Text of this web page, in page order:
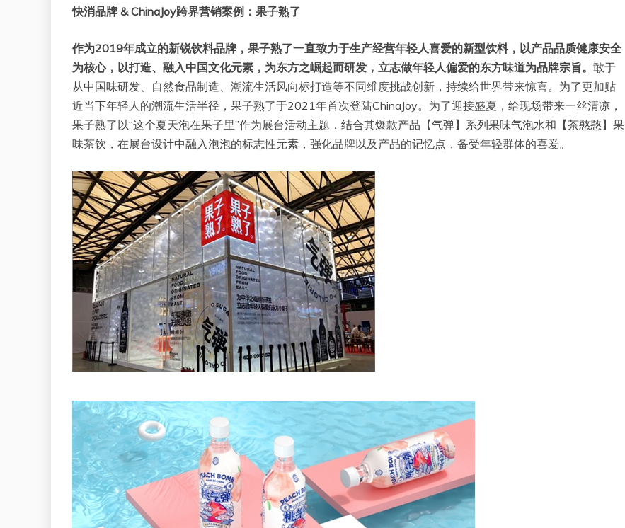
快消品牌 & ChinaJoy跨界营销案例：果子熟了
作为2019年成立的新锐饮料品牌，果子熟了一直致力于生产经营年轻人喜爱的新型饮料，以产品品质健康安全
为核心，以打造、融入中国文化元素，为东方之崛起而研发，立志做年轻人偏爱的东方味道为品牌宗旨。 敢于
从中国味研发、自然食品制造、潮流生活风向标打造等不同维度挑战创新，持续给世界带来惊喜。为了更加贴
近当下年轻人的潮流生活半径，果子熟了于2021年首次登陆ChinaJoy。为了迎接盛夏，给现场带来一丝清凉，
果子熟了以“这个夏天泡在果子里”作为展台活动主题，结合其爆款产品【气弹】系列果味气泡水和【茶憨憨】果
味茶饮，在展台设计中融入泡泡的标志性元素，强化品牌以及产品的记忆点，备受年轻群体的喜爱。